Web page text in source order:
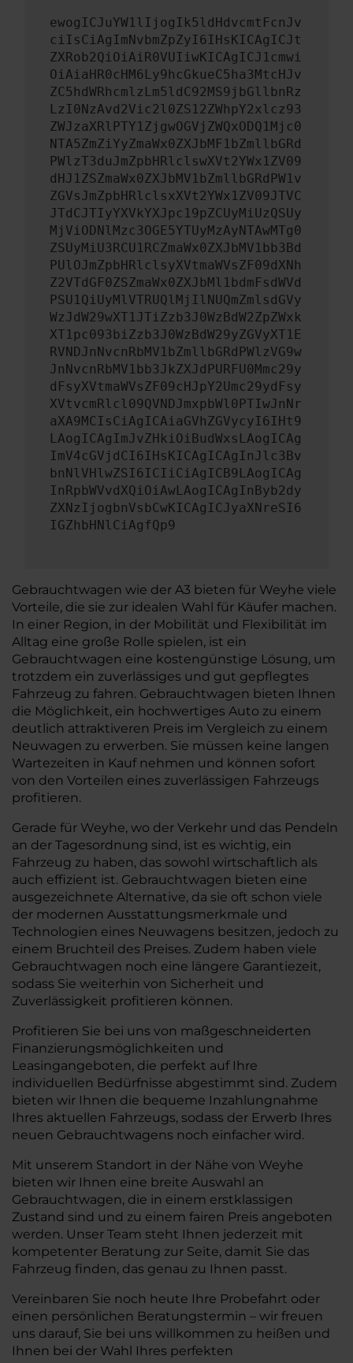
ewogICJuYW1lIjogIk5ldHdvcmtFcnJv
ciIsCiAgImNvbmZpZyI6IHsKICAgICJt
ZXRob2QiOiAiR0VUIiwKICAgICJ1cmwi
OiAiaHR0cHM6Ly9hcGkueC5ha3MtcHJv
ZC5hdWRhcmlzLm5ldC92MS9jbGllbnRz
LzI0NzAvd2Vic2l0ZS12ZWhpY2xlcz93
ZWJzaXRlPTY1ZjgwOGVjZWQxODQ1Mjc0
NTA5ZmZiYyZmaWx0ZXJbMF1bZmllbGRd
PWlzT3duJmZpbHRlclswXVt2YWx1ZV09
dHJ1ZSZmaWx0ZXJbMV1bZmllbGRdPW1v
ZGVsJmZpbHRlclsxXVt2YWx1ZV09JTVC
JTdCJTIyYXVkYXJpc19pZCUyMiUzQSUy
MjViODNlMzc3OGE5YTUyMzAyNTAwMTg0
ZSUyMiU3RCU1RCZmaWx0ZXJbMV1bb3Bd
PUlOJmZpbHRlclsyXVtmaWVsZF09dXNh
Z2VTdGF0ZSZmaWx0ZXJbMl1bdmFsdWVd
PSU1QiUyMlVTRUQlMjIlNUQmZmlsdGVy
WzJdW29wXT1JTiZzb3J0WzBdW2ZpZWxk
XT1pc093biZzb3J0WzBdW29yZGVyXT1E
RVNDJnNvcnRbMV1bZmllbGRdPWlzVG9w
JnNvcnRbMV1bb3JkZXJdPURFU0Mmc29y
dFsyXVtmaWVsZF09cHJpY2Umc29ydFsy
XVtvcmRlcl09QVNDJmxpbWl0PTIwJnNr
aXA9MCIsCiAgICAiaGVhZGVycyI6IHt9
LAogICAgImJvZHkiOiBudWxsLAogICAg
ImV4cGVjdCI6IHsKICAgICAgInJlc3Bv
bnNlVHlwZSI6ICIiCiAgICB9LAogICAg
InRpbWVvdXQiOiAwLAogICAgInByb2dy
ZXNzIjogbnVsbCwKICAgICJyaXNreSI6
IGZhbHNlCiAgfQp9
Gebrauchtwagen wie der A3 bieten für Weyhe viele
Vorteile, die sie zur idealen Wahl für Käufer machen.
In einer Region, in der Mobilität und Flexibilität im
Alltag eine große Rolle spielen, ist ein
Gebrauchtwagen eine kostengünstige Lösung, um
trotzdem ein zuverlässiges und gut gepflegtes
Fahrzeug zu fahren. Gebrauchtwagen bieten Ihnen
die Möglichkeit, ein hochwertiges Auto zu einem
deutlich attraktiveren Preis im Vergleich zu einem
Neuwagen zu erwerben. Sie müssen keine langen
Wartezeiten in Kauf nehmen und können sofort
von den Vorteilen eines zuverlässigen Fahrzeugs
profitieren.
Gerade für Weyhe, wo der Verkehr und das Pendeln
an der Tagesordnung sind, ist es wichtig, ein
Fahrzeug zu haben, das sowohl wirtschaftlich als
auch effizient ist. Gebrauchtwagen bieten eine
ausgezeichnete Alternative, da sie oft schon viele
der modernen Ausstattungsmerkmale und
Technologien eines Neuwagens besitzen, jedoch zu
einem Bruchteil des Preises. Zudem haben viele
Gebrauchtwagen noch eine längere Garantiezeit,
sodass Sie weiterhin von Sicherheit und
Zuverlässigkeit profitieren können.
Profitieren Sie bei uns von maßgeschneiderten
Finanzierungsmöglichkeiten und
Leasingangeboten, die perfekt auf Ihre
individuellen Bedürfnisse abgestimmt sind. Zudem
bieten wir Ihnen die bequeme Inzahlungnahme
Ihres aktuellen Fahrzeugs, sodass der Erwerb Ihres
neuen Gebrauchtwagens noch einfacher wird.
Mit unserem Standort in der Nähe von Weyhe
bieten wir Ihnen eine breite Auswahl an
Gebrauchtwagen, die in einem erstklassigen
Zustand sind und zu einem fairen Preis angeboten
werden. Unser Team steht Ihnen jederzeit mit
kompetenter Beratung zur Seite, damit Sie das
Fahrzeug finden, das genau zu Ihnen passt.
Vereinbaren Sie noch heute Ihre Probefahrt oder
einen persönlichen Beratungstermin – wir freuen
uns darauf, Sie bei uns willkommen zu heißen und
Ihnen bei der Wahl Ihres perfekten